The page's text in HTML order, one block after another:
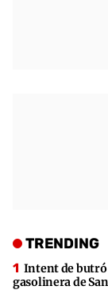
TRENDING
Intent de butró
gasolinera de